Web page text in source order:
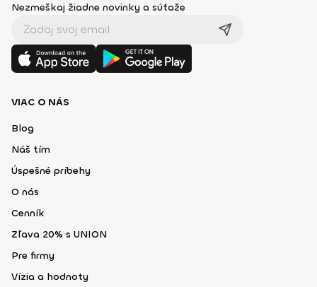
Nezmeškaj žiadne novinky a súťaže
VIAC O NÁS
Blog
Náš tím
Úspešné príbehy
O nás
Cenník
Zľava 20% s UNION
Pre firmy
Vízia a hodnoty